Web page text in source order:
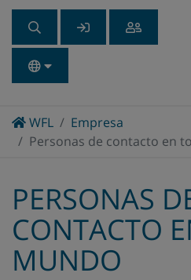
WFLHomeEmpresa
Personas de contacto en
PERSONAS
CONTACTO
MUNDO